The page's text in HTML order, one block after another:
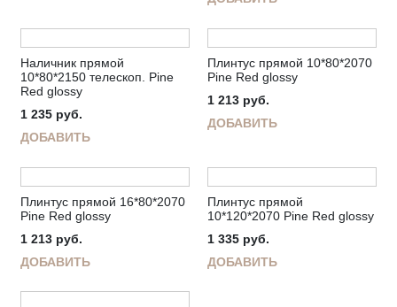
Наличник прямой
10*80*2150 телескоп. Pine
Red glossy
1 235 руб.
ДОБАВИТЬ
Плинтус прямой 10*80*2070
Pine Red glossy
1 213 руб.
ДОБАВИТЬ
Плинтус прямой 16*80*2070
Pine Red glossy
1 213 руб.
ДОБАВИТЬ
Плинтус прямой
10*120*2070 Pine Red glossy
1 335 руб.
ДОБАВИТЬ